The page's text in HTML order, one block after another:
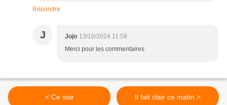
Répondre
J Jojo 13/10/2024 11:59
Merci pour les commentaires
< Ce soir Il fait clair ce matin >